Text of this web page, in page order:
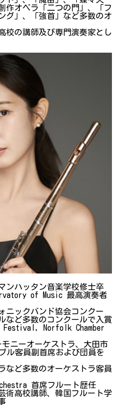
作オペラ「二つの門」、「フ
グ」、「強首」など多数のオ
校の講師及び専門演奏家とし
ンハッタン音楽学校修士卒
of Music 最高演奏者
ニックバンド協会コンクー
など多数のコンクールで入賞
Festival, Norfolk Chamber
モニーオーケストラ、大田市
ル客員副首席および団員を
など多数のオーケストラ客員
首席フルート歴任
術高校講師、韓国フルート学